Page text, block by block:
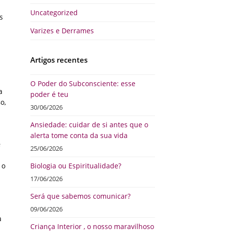
Uncategorized
Varizes e Derrames
Artigos recentes
O Poder do Subconsciente: esse
poder é teu
30/06/2026
Ansiedade: cuidar de si antes que o
alerta tome conta da sua vida
25/06/2026
Biologia ou Espiritualidade?
17/06/2026
Será que sabemos comunicar?
09/06/2026
Criança Interior , o nosso maravilhoso